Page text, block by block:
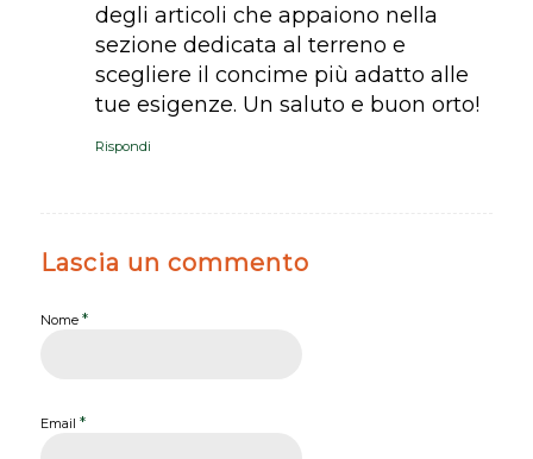
degli articoli che appaiono nella
sezione dedicata al terreno e
scegliere il concime più adatto alle
tue esigenze. Un saluto e buon orto!
Rispondi
Lascia un commento
Nome *
Email *